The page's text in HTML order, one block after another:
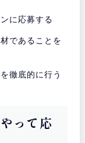
に応募する
であることを
徹底的に行う
って応